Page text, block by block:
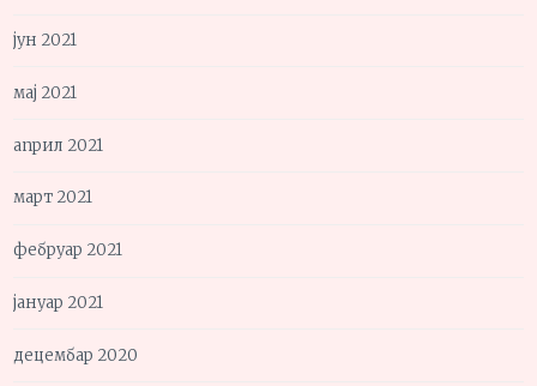
јун 2021
мај 2021
април 2021
март 2021
фебруар 2021
јануар 2021
децембар 2020